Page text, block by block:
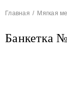
Главная Мягкая
Банкетка